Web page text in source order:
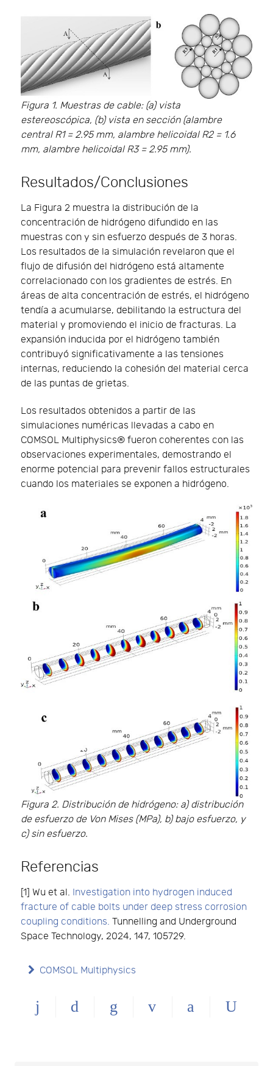
Figura 1. Muestras de cable: (a) vista
estereoscópica, (b) vista en sección (alambre
central R1 = 2.95 mm, alambre helicoidal R2 = 1.6
mm, alambre helicoidal R3 = 2.95 mm).
Resultados/Conclusiones
La Figura 2 muestra la distribución de la
concentración de hidrógeno difundido en las
muestras con y sin esfuerzo después de 3 horas.
Los resultados de la simulación revelaron que el
flujo de difusión del hidrógeno está altamente
correlacionado con los gradientes de estrés. En
áreas de alta concentración de estrés, el hidrógeno
tendía a acumularse, debilitando la estructura del
material y promoviendo el inicio de fracturas. La
expansión inducida por el hidrógeno también
contribuyó significativamente a las tensiones
internas, reduciendo la cohesión del material cerca
de las puntas de grietas.
Los resultados obtenidos a partir de las
simulaciones numéricas llevadas a cabo en
COMSOL Multiphysics® fueron coherentes con las
observaciones experimentales, demostrando el
enorme potencial para prevenir fallos estructurales
cuando los materiales se exponen a hidrógeno.
Figura 2. Distribución de hidrógeno: a) distribución
de esfuerzo de Von Mises (MPa), b) bajo esfuerzo, y
c) sin esfuerzo.
Referencias
[1] Wu et al. Investigation into hydrogen induced
fracture of cable bolts under deep stress corrosion
coupling conditions. Tunnelling and Underground
Space Technology, 2024, 147, 105729.
COMSOL Multiphysics